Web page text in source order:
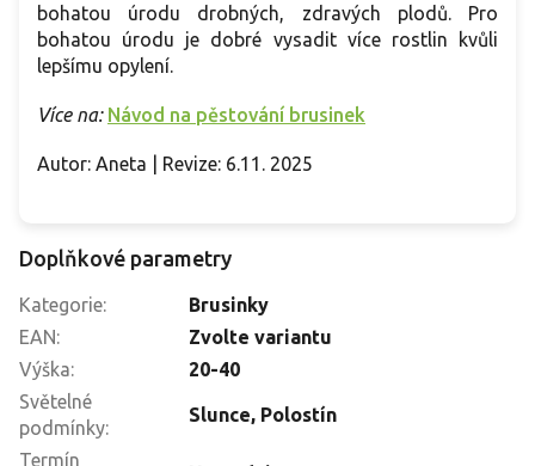
bohatou úrodu drobných, zdravých plodů. Pro
bohatou úrodu je dobré vysadit více rostlin kvůli
lepšímu opylení.
Více na: Návod na pěstování brusinek
Autor: Aneta | Revize: 6.11. 2025
Doplňkové parametry
Kategorie:
Brusinky
EAN:
Zvolte variantu
Výška:
20-40
Světelné
podmínky:
Slunce, Polostín
Termín